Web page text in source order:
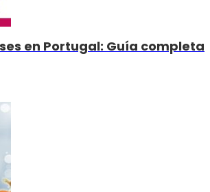
en Portugal: Guía completa